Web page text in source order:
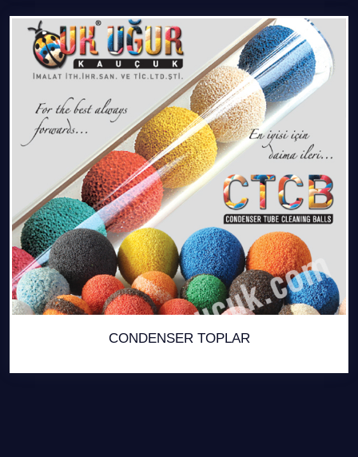
CONDENSER TOPLAR